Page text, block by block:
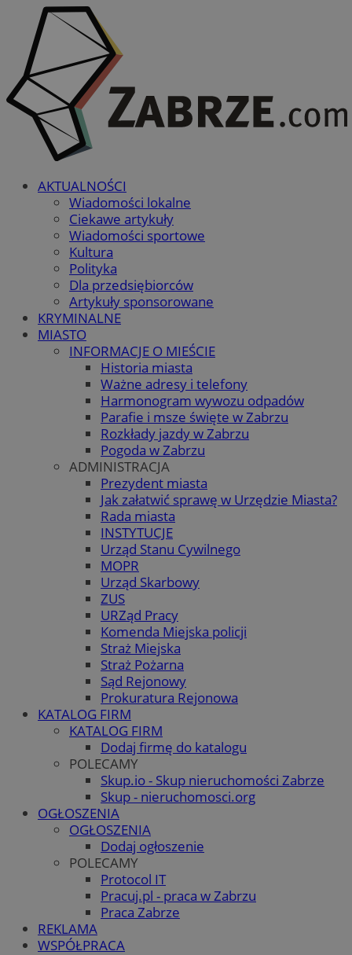
AKTUALNOŚCI
Wiadomości lokalne
Ciekawe artykuły
Wiadomości sportowe
Kultura
Polityka
Dla przedsiębiorców
Artykuły sponsorowane
KRYMINALNE
MIASTO
INFORMACJE O MIEŚCIE
Historia miasta
Ważne adresy i telefony
Harmonogram wywozu odpadów
Parafie i msze święte w Zabrzu
Rozkłady jazdy w Zabrzu
Pogoda w Zabrzu
ADMINISTRACJA
Prezydent miasta
Jak załatwić sprawę w Urzędzie Miasta?
Rada miasta
INSTYTUCJE
Urząd Stanu Cywilnego
MOPR
Urząd Skarbowy
ZUS
URZąd Pracy
Komenda Miejska policji
Straż Miejska
Straż Pożarna
Sąd Rejonowy
Prokuratura Rejonowa
KATALOG FIRM
KATALOG FIRM
Dodaj firmę do katalogu
POLECAMY
Skup.io - Skup nieruchomości Zabrze
Skup - nieruchomosci.org
OGŁOSZENIA
OGŁOSZENIA
Dodaj ogłoszenie
POLECAMY
Protocol IT
Pracuj.pl - praca w Zabrzu
Praca Zabrze
REKLAMA
WSPÓŁPRACA